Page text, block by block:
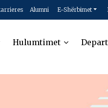
Alumni E-Shërbimet
Hulumtimet